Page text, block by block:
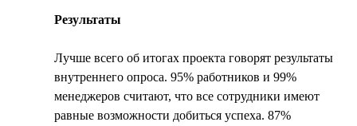
Результаты
Лучше всего об итогах проекта говорят результаты
внутреннего опроса. 95% работников и 99%
менеджеров считают, что все сотрудники имеют
равные возможности добиться успеха. 87%